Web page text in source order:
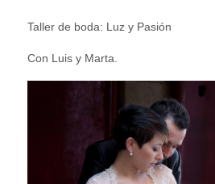
Taller de boda: Luz y Pasión
Con Luis y Marta.